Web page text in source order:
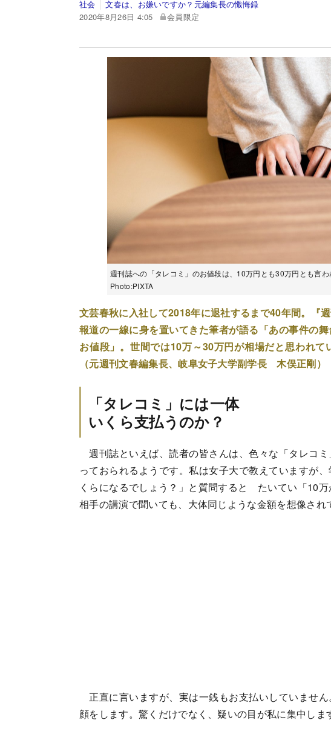
社会
文春は、お嫌いですか？元編集長の懺悔録
2020年8月26日 4:05
会員限定
週刊誌への「タレコミ」のお値段は、10万円とも30万円とも
Photo:PIXTA
文芸春秋に入社して2018年に退社するまで40年間。『
報道の一線に身を置いてきた筆者が語る「あの事件の
お値段」。世間では10万～30万円が相場だと思われて
（元週刊文春編集長、岐阜女子大学副学長 木俣正剛）
「タレコミ」には一体
いくら支払うのか？
週刊誌といえば、読者の皆さんは、色々な「タレコ
っておられるようです。私は女子大で教えていますが
くらになるでしょう？」と質問すると たいてい「10
相手の講演で聞いても、大体同じような金額を想像され
正直に言いますが、実は一銭もお支払いしていませ
顔をします。驚くだけでなく、疑いの目が私に集中しま